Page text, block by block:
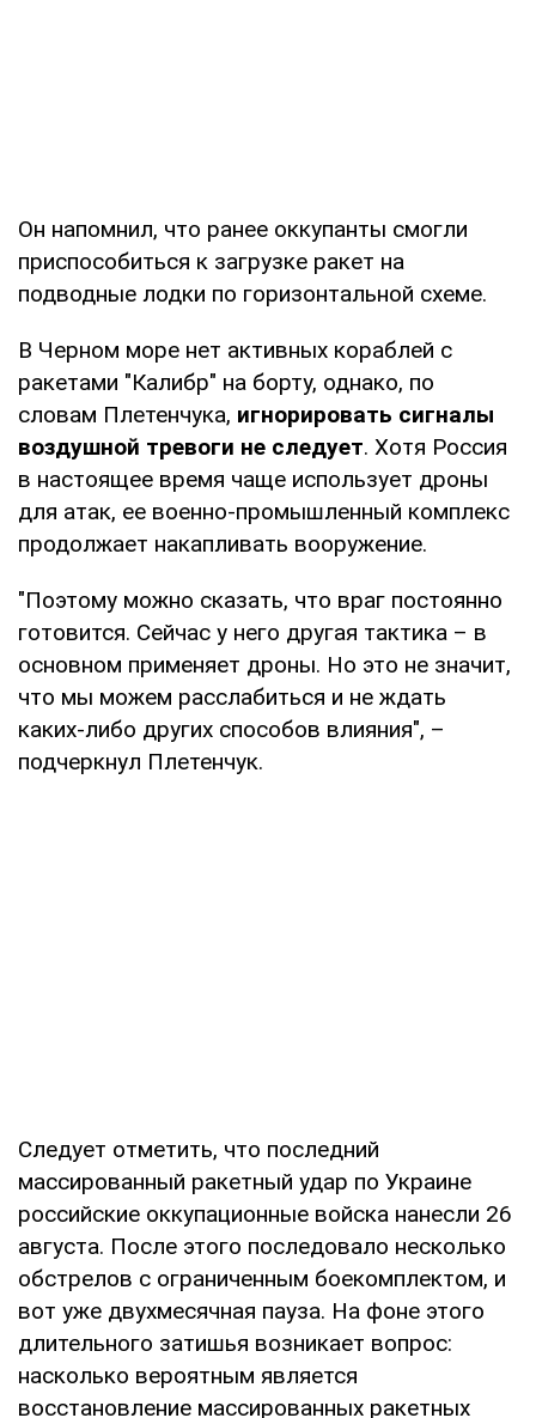
Он напомнил, что ранее оккупанты смогли
приспособиться к загрузке ракет на
подводные лодки по горизонтальной схеме.
В Черном море нет активных кораблей с
ракетами "Калибр" на борту, однако, по
словам Плетенчука, игнорировать сигналы
воздушной тревоги не следует. Хотя Россия
в настоящее время чаще использует дроны
для атак, ее военно-промышленный комплекс
продолжает накапливать вооружение.
"Поэтому можно сказать, что враг постоянно
готовится. Сейчас у него другая тактика – в
основном применяет дроны. Но это не значит,
что мы можем расслабиться и не ждать
каких-либо других способов влияния", –
подчеркнул Плетенчук.
Следует отметить, что последний
массированный ракетный удар по Украине
российские оккупационные войска нанесли 26
августа. После этого последовало несколько
обстрелов с ограниченным боекомплектом, и
вот уже двухмесячная пауза. На фоне этого
длительного затишья возникает вопрос:
насколько вероятным является
восстановление массированных ракетных